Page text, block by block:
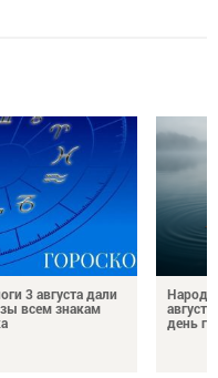
3 августа дали
всем знакам
день